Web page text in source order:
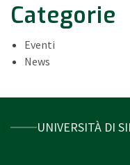
Categorie
Eventi
News
UNIVERSITÀ DI